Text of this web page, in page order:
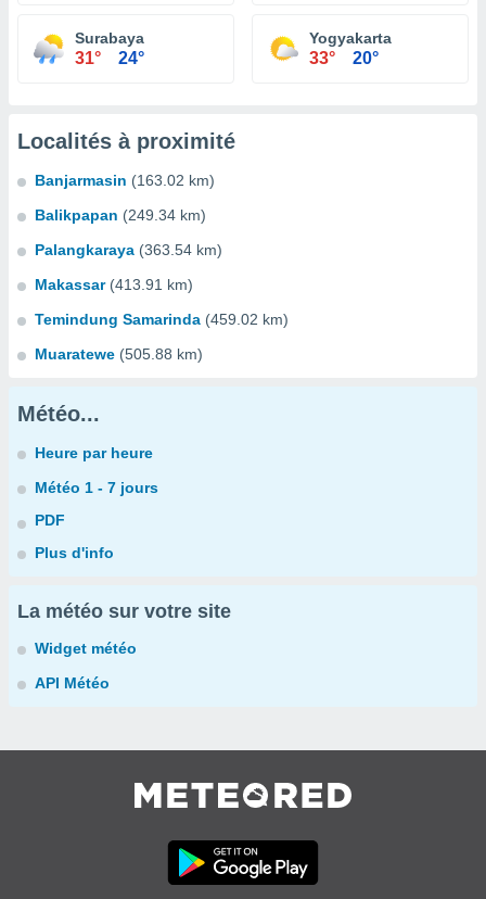
Surabaya
31° 24°
Yogyakarta
33° 20°
Localités à proximité
Banjarmasin (163.02 km)
Balikpapan (249.34 km)
Palangkaraya (363.54 km)
Makassar (413.91 km)
Temindung Samarinda (459.02 km)
Muaratewe (505.88 km)
Météo...
Heure par heure
Météo 1 - 7 jours
PDF
Plus d'info
La météo sur votre site
Widget météo
API Météo